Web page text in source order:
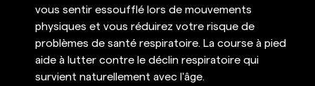
vous sentir essoufflé lors de mouvements
physiques et vous réduirez votre risque de
problèmes de santé respiratoire. La course à pied
aide à lutter contre le déclin respiratoire qui
survient naturellement avec l'âge.